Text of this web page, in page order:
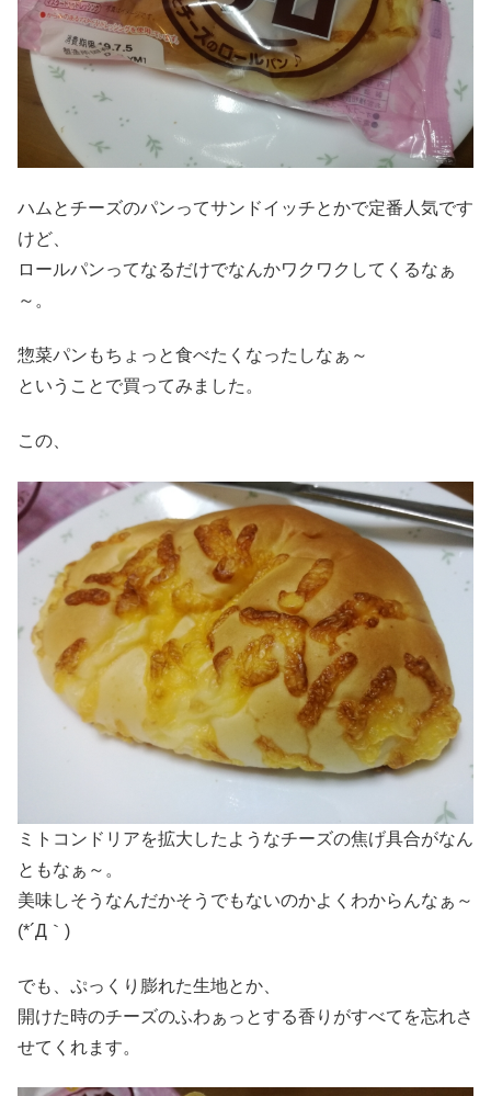
ハムとチーズのパンってサンドイッチとかで定番人気です
けど、
ロールパンってなるだけでなんかワクワクしてくるなぁ
～。
惣菜パンもちょっと食べたくなったしなぁ～
ということで買ってみました。
この、
ミトコンドリアを拡大したようなチーズの焦げ具合がなん
ともなぁ～。
美味しそうなんだかそうでもないのかよくわからんなぁ～
(*´Д｀)
でも、ぷっくり膨れた生地とか、
開けた時のチーズのふわぁっとする香りがすべてを忘れさ
せてくれます。